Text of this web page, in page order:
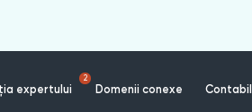
expertului
2
Domenii conexe